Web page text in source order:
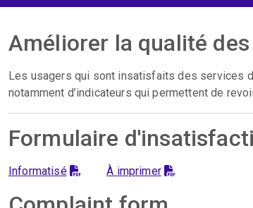
Améliorer la qualité
Les usagers qui sont insatisfaits des services
notamment d’indicateurs qui permettent de
Formulaire
Informatisé À imprimer